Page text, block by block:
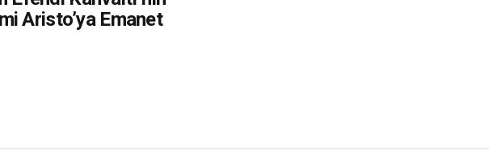
Aristo’ya Emanet